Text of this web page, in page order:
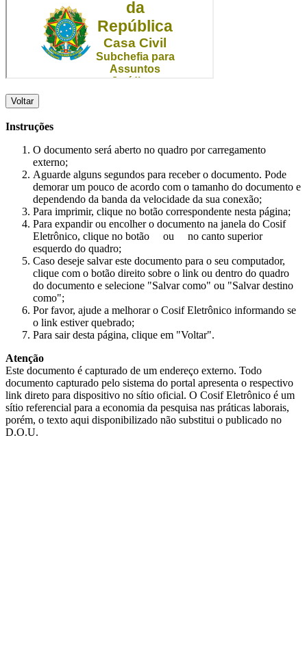
Voltar
Instruções
O documento será aberto no quadro por carregamento
externo;
Aguarde alguns segundos para receber o documento. Pode
demorar um pouco de acordo com o tamanho do documento e
dependendo da banda da velocidade da sua conexão;
Para imprimir, clique no botão correspondente nesta página;
Para expandir ou encolher o documento na janela do Cosif
Eletrônico, clique no botão
ou
no canto superior
esquerdo do quadro;
Caso deseje salvar este documento para o seu computador,
clique com o botão direito sobre o link ou dentro do quadro
do documento e selecione "Salvar como" ou "Salvar destino
como";
Por favor, ajude a melhorar o Cosif Eletrônico informando se
o link estiver quebrado;
Para sair desta página, clique em "Voltar".
Atenção
Este documento é capturado de um endereço externo. Todo
documento capturado pelo sistema do portal apresenta o respectivo
link direto para dispositivo no sítio oficial. O Cosif Eletrônico é um
sítio referencial para a economia da pesquisa nas práticas laborais,
porém, o texto aqui disponibilizado não substitui o publicado no
D.O.U.